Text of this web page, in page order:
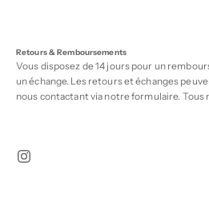
Retours & Remboursements
Vous disposez de 14 jours pour un
un échange. Les retours et échanges
nous contactant via notreformulaire. Tous